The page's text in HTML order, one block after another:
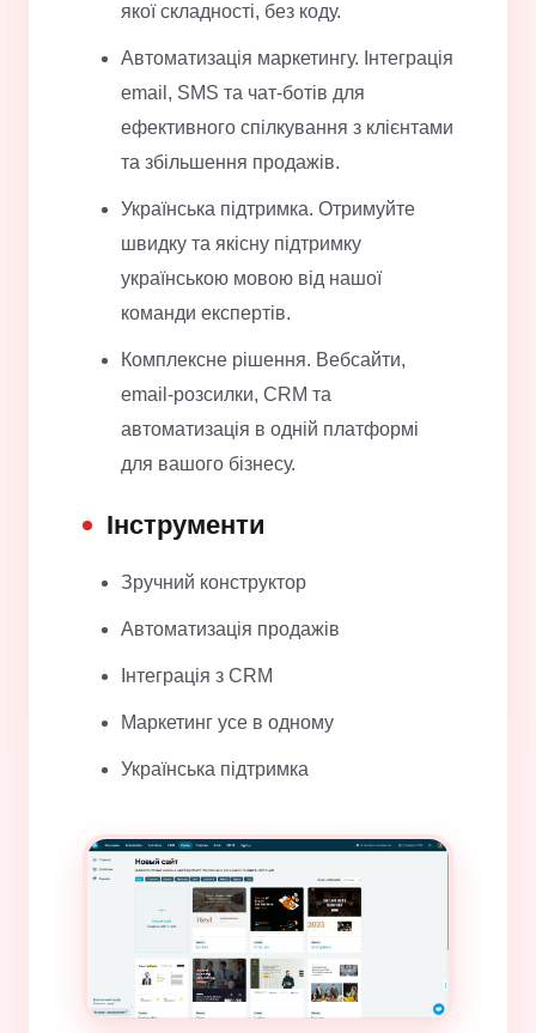
якої складності, без коду.
Автоматизація маркетингу. Інтеграція
email, SMS та чат-ботів для
ефективного спілкування з клієнтами
та збільшення продажів.
Українська підтримка. Отримуйте
швидку та якісну підтримку
українською мовою від нашої
команди експертів.
Комплексне рішення. Вебсайти,
email-розсилки, CRM та
автоматизація в одній платформі
для вашого бізнесу.
Інструменти
Зручний конструктор
Автоматизація продажів
Інтеграція з CRM
Маркетинг усе в одному
Українська підтримка